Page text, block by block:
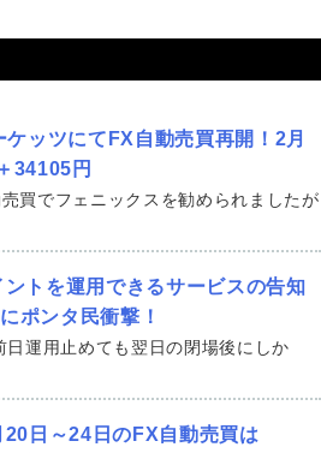
ケッツにてFX自動売買再開！2月
34105円
買でフェニックスを勧められましたが
トを運用できるサービスの告知
ポンタ民衝撃！
運用止めても翌日の閉場後にしか
日～24日のFX自動売買は